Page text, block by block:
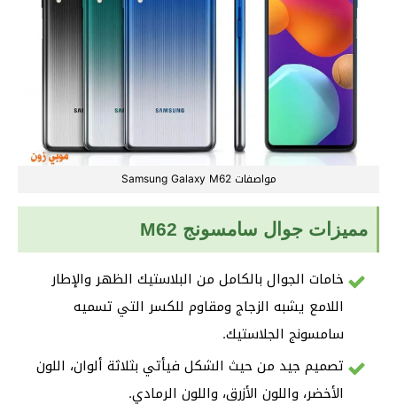
مواصفات Samsung Galaxy M62
مميزات جوال سامسونج M62
خامات الجوال بالكامل من البلاستيك الظهر والإطار
اللامع يشبه الزجاج ومقاوم للكسر التي تسميه
سامسونج الجلاستيك.
تصميم جيد من حيث الشكل فيأتي بثلاثة ألوان، اللون
الأخضر، واللون الأزرق، واللون الرمادي.